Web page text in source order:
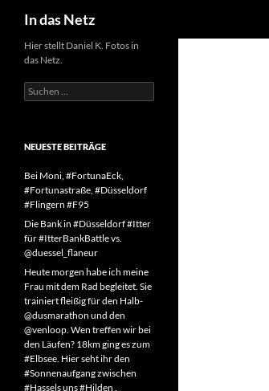
Inhalt
springen
In das Netz
Hier stellt Daniel K. Fotos in
das Netz.
Suchen
nach:
NEUESTE BEITRÄGE
Bei Moni, #FortunaEck,
#Fortunastraße, #Düsseldorf
#Flingern #F95
Die Bank in #Düsseldorf #Itter
für #ItterBankBattle vs.
@duessel_flaneur
Heute morgen habe ich meine
Frau mit dem Rad begleitet. Sie
trainiert fleißig für den Halb-
@dusmarathon und den
@venloop. Wen treffen wir bei
den Läufen? 18km ging es zum
#Elbsee. Hier seht ihr den
#Sonnenaufgang zwischen
#Hassels uns #Hilden .